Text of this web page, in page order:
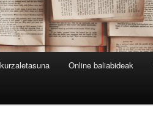
Online baliabideak